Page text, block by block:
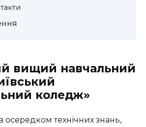
вищий навчальний
коледж»
осередком технічних знань,